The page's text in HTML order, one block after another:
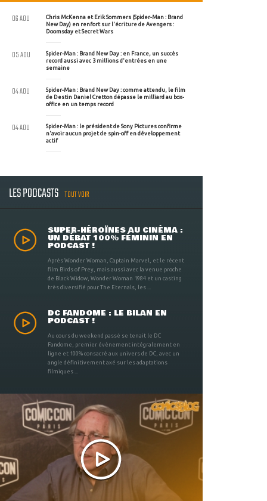
Chris McKenna et Erik Sommers (Spider-Man : Brand
New Day) en renfort sur l'écriture de Avengers :
Doomsday et Secret Wars
06 AOU
Spider-Man : Brand New Day : en France, un succès
record aussi avec 3 millions d'entrées en une
semaine
05 AOU
Spider-Man : Brand New Day : comme attendu, le film
de Destin Daniel Cretton dépasse le milliard au box-
office en un temps record
04 AOU
Spider-Man : le président de Sony Pictures confirme
n'avoir aucun projet de spin-off en développement
actif
04 AOU
LES PODCASTS TOUT VOIR
SUPER-HÉROÏNES AU CINÉMA :
UN DÉBAT 100% FÉMININ EN
PODCAST !
Après Wonder Woman, Captain Marvel, et le récent
film Birds of Prey, mais aussi avec la venue proche
de Black Widow, Wonder Woman 1984 et un casting
très diversifié pour The Eternals, les ...
DC FANDOME : LE BILAN EN
PODCAST !
Au cours du weekend passé se tenait le DC
Fandome, premier évènement intégralement en
ligne et 100% consacré aux univers de DC, avec un
angle définitivement axé sur les adaptations
filmiques ...